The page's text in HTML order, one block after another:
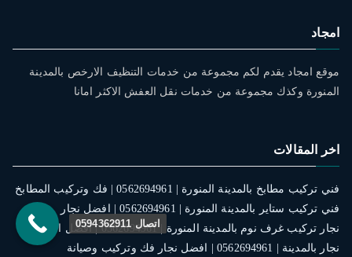
امجاد
موقع امجاد يقدم لكم مجموعة من خدمات التنظيف الارخص بالمدينة
المنورة وكذك مجموعة من خدمات نقل العفش الاكثر امانا
اخر المقالات
فني تركيب مطابخ بالمدينة المنورة | 0562694961 | فك وتركيب المطابخ
فني تركيب ستاير بالمدينة المنورة | 0562694961 | افضل نجار
نجار تركيب غرف نوم بالمدينة المنورة | 0562694961 | افضل الخدمات
نجار بالمدينة | 0562694961 | افضل نجار فك وتركيب وصيانة
اتصال 0594362911